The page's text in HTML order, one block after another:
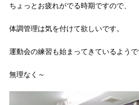
ちょっとお疲れがでる時期ですので、
体調管理は気を付けて欲しいです。
運動会の練習も始まってきているようで
無理なく～